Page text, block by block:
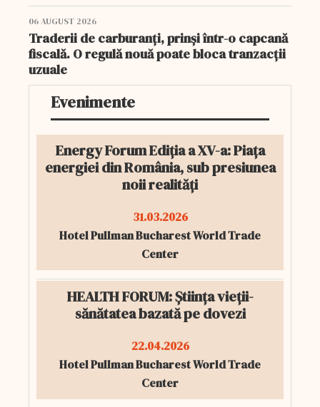
06 AUGUST 2026
Traderii de carburanți, prinși într-o capcană
fiscală. O regulă nouă poate bloca tranzacții
uzuale
Evenimente
Energy Forum Ediția a XV-a: Piața
energiei din România, sub presiunea
noii realități
31.03.2026
Hotel Pullman Bucharest World Trade
Center
HEALTH FORUM: Știința vieții-
sănătatea bazată pe dovezi
22.04.2026
Hotel Pullman Bucharest World Trade
Center